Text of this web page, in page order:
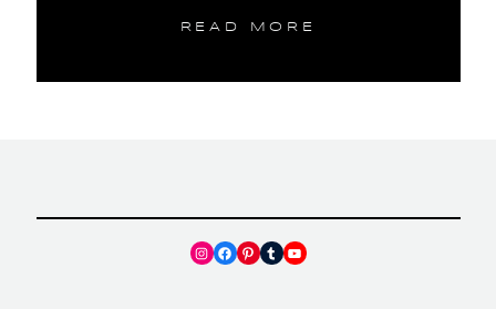
READ MORE
Instagram
Facebook
Pinterest
TumblrYouTube